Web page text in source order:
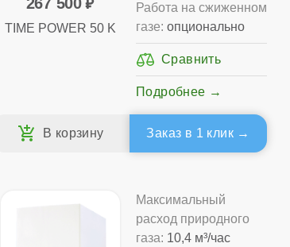
TIME POWER 50 K
Работа на сжиженном
газе: опционально
Подробнее
Заказ в 1 клик
Максимальный
расход природного
газа: 10,4 м³/час